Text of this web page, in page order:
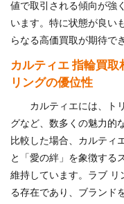
値で取引される傾向が強
います。特に状態が良い
らなる高価買取が期待で
カルティエ 指輪買
リングの優位性
カルティエには、ト
グなど、数多くの魅力的
比較した場合、カルティ
と「愛の絆」を象徴する
維持しています。ラブ リ
る存在であり、ブランド